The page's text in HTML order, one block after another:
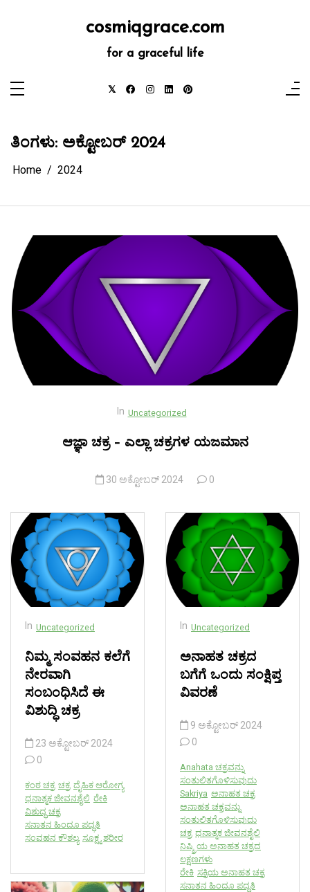
cosmiqgrace.com
for a graceful life
ತಿಂಗಳು: ಅಕ್ಟೋಬರ್ 2024
Home 2024
In Uncategorized
ಆಜ್ಞಾ ಚಕ್ರ – ಎಲ್ಲಾ ಚಕ್ರಗಳ ಯಜಮಾನ
30 ಅಕ್ಟೋಬರ್ 2024 0
In Uncategorized
ನಿಮ್ಮ ಸಂವಹನ ಕಲೆಗೆ
ನೇರವಾಗಿ
ಸಂಬಂಧಿಸಿದೆ ಈ
ವಿಶುದ್ಧಿ ಚಕ್ರ
23 ಅಕ್ಟೋಬರ್ 2024
0
ಕಂಠ ಚಕ್ರ ಚಕ್ರ ದೈಹಿಕ ಆರೋಗ್ಯ
ಧನಾತ್ಮಕ ಜೀವನಶೈಲಿ ರೇಕಿ
ವಿಶುದ್ಧ ಚಕ್ರ
ಸನಾತನ ಹಿಂದೂ ಪದ್ಧತಿ
ಸಂವಹನ ಕೌಶಲ್ಯ ಸೂಕ್ಷ್ಮ ಶರೀರ
In Uncategorized
ಅನಾಹತ ಚಕ್ರದ
ಬಗೆಗೆ ಒಂದು ಸಂಕ್ಷಿಪ್ತ
ವಿವರಣೆ
9 ಅಕ್ಟೋಬರ್ 2024
0
Anahata ಚಕ್ರವನ್ನು
ಸಂತುಲಿತಗೊಳಿಸುವುದು
Sakriya ಅನಾಹತ ಚಕ್ರ
ಅನಾಹತ ಚಕ್ರವನ್ನು
ಸಂತುಲಿತಗೊಳಿಸುವುದು
ಚಕ್ರ ಧನಾತ್ಮಕ ಜೀವನಶೈಲಿ
ನಿಷ್ಕ್ರಿಯ ಅನಾಹತ ಚಕ್ರದ
ಲಕ್ಷಣಗಳು
ರೇಕಿ ಸಕ್ರಿಯ ಅನಾಹತ ಚಕ್ರ
ಸನಾತನ ಹಿಂದೂ ಪದ್ಧತಿ